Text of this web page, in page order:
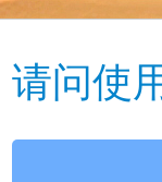
请问使